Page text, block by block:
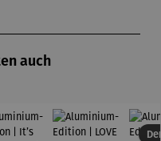
auch